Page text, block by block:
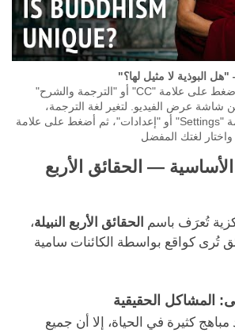
البوذية لا مثيل لها؟"
لتشغيل الترجمة، رجاءً أضغط على علامة "CC" أو "الترجمة والشرح"
شاشة عرض الفيديو. لتغير لغة الترجمة،
يُرجى الضغط على علامة "Settings" أو "إعدادات"، ثم أضغط على علامة
الأساسية — الحقائق الأربع
تُعرَف باسم الحقائق الأربع النبيلة،
تُرى كواقع بواسطة الكائنات سامية
المشاكل الحقيقية
كثيرة في الحياة، إلا أن جميع